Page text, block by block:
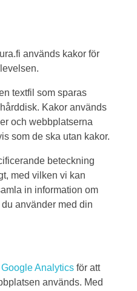
används kakor för
textfil som sparas
Kakor används
och webbplatserna
som de ska utan kakor.
beteckning
med vilken vi kan
in information om
använder med din
Google Analytics för att
används. Med